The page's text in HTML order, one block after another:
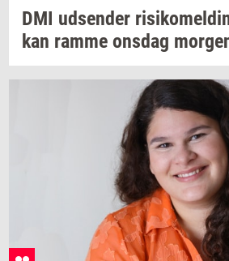
DMI ud­sen­der
kan ramme ons­dag